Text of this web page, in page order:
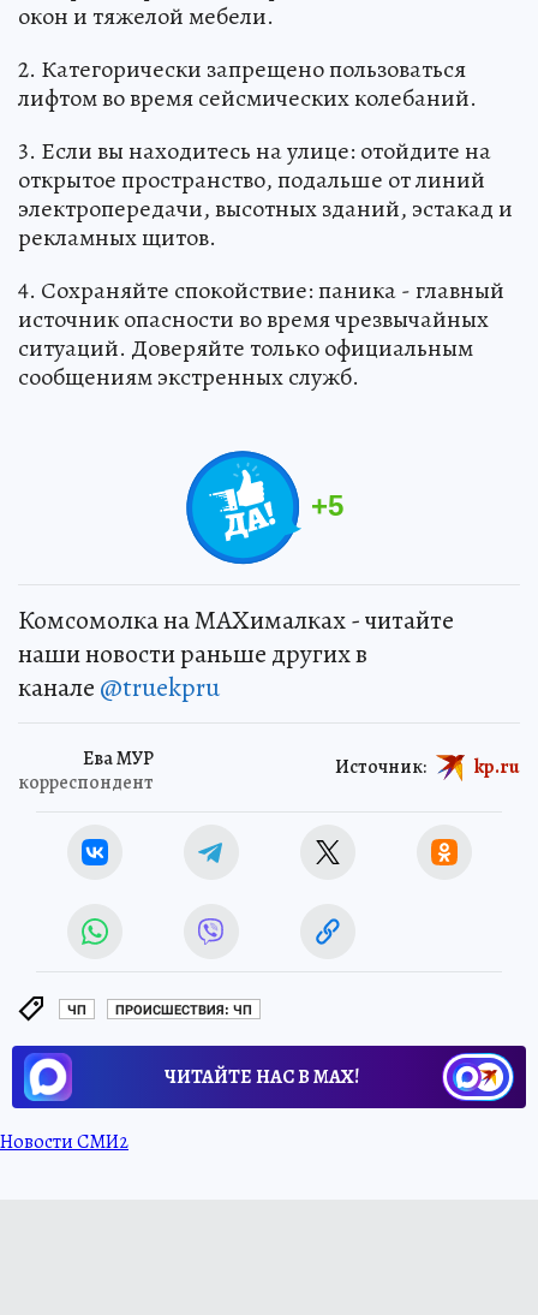
окон и тяжелой мебели.
2. Категорически запрещено пользоваться
лифтом во время сейсмических колебаний.
3. Если вы находитесь на улице: отойдите на
открытое пространство, подальше от линий
электропередачи, высотных зданий, эстакад и
рекламных щитов.
4. Сохраняйте спокойствие: паника - главный
источник опасности во время чрезвычайных
ситуаций. Доверяйте только официальным
сообщениям экстренных служб.
+5
Комсомолка на MAXималках - читайте
наши новости раньше других в
канале @truekpru
Ева МУР
корреспондент
Источник: kp.ru
ЧП ПРОИСШЕСТВИЯ: ЧП
ЧИТАЙТЕ НАС В МАХ!
Новости СМИ2